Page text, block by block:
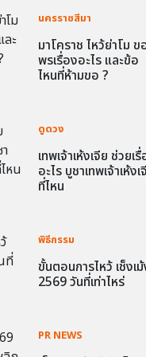
นครราชสีมา
มาโคราช ไหว้ย่าโม ข
พรเรื่องอะไร และข้อ
ไหนที่ห้ามขอ ?
ดูดวง
เทพเจ้าเห้งเจีย ช่วยเ
อะไร บูชาเทพเจ้าเห้งเ
ที่ไหน
พิธีกรรม
ขั้นตอนการไหว้ เช็งเ
2569 วันที่เท่าไหร่
PR NEWS